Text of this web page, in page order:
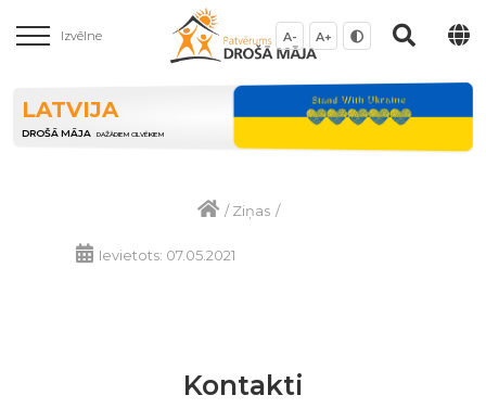
Izvēlne A- A+
LATVIJA
DROŠĀ MĀJA DAŽĀDIEM CILVĒKIEM
/Ziņas /
Ievietots: 07.05.2021
Kontakti